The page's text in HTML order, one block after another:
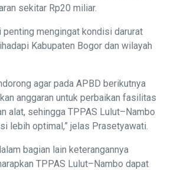
sekitar Rp20 miliar.
penting mengingat kondisi darurat
Kabupaten Bogor dan wilayah
agar pada APBD berikutnya
anggaran untuk perbaikan fasilitas
alat, sehingga TPPAS Lulut–Nambo
lebih optimal,” jelas Prasetyawati.
bagian lain keterangannya
TPPAS Lulut–Nambo dapat